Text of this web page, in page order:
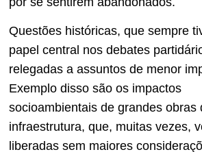
Questões históricas, que sempre
papel central nos debates
relegadas a assuntos de menor
Exemplo disso são os impactos
socioambientais de grandes obras
infraestrutura, que, muitas vezes,
liberadas sem maiores